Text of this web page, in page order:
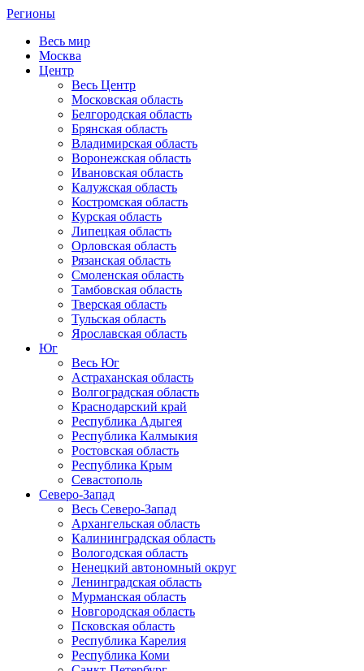
Регионы
Весь мир
Москва
Центр
Весь Центр
Московская область
Белгородская область
Брянская область
Владимирская область
Воронежская область
Ивановская область
Калужская область
Костромская область
Курская область
Липецкая область
Орловская область
Рязанская область
Смоленская область
Тамбовская область
Тверская область
Тульская область
Ярославская область
Юг
Весь Юг
Астраханская область
Волгоградская область
Краснодарский край
Республика Адыгея
Республика Калмыкия
Ростовская область
Республика Крым
Севастополь
Северо-Запад
Весь Северо-Запад
Архангельская область
Калининградская область
Вологодская область
Ненецкий автономный округ
Ленинградская область
Мурманская область
Новгородская область
Псковская область
Республика Карелия
Республика Коми